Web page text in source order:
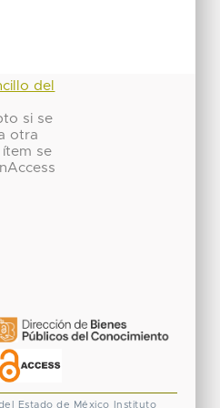
del
si se
otra
ítem se
Estado de México Instituto